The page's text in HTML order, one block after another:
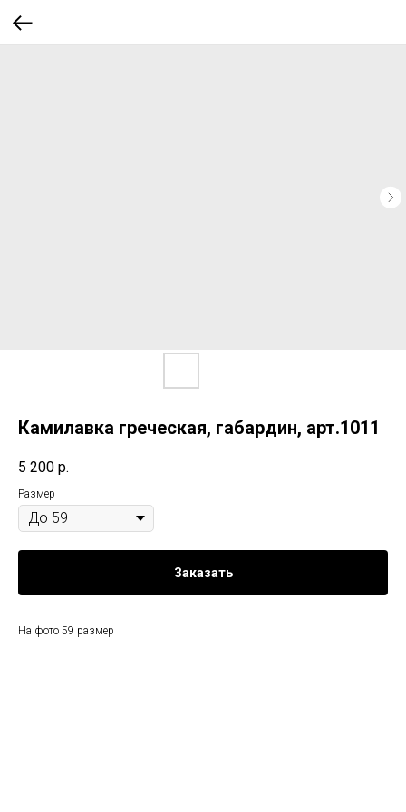
Камилавка греческая, габардин, арт.1011
5 200 р.
Размер
Заказать
На фото 59 размер